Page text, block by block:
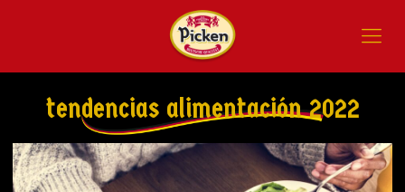
tendencias alimentación 2022